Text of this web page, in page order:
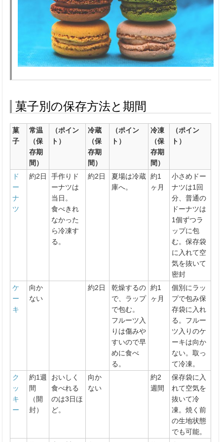
菓子別の保存方法と期間
菓
子
常温
（保
存期
間）
（ポイン
ト）
冷蔵
（保
存期
間）
（ポイン
ト）
冷凍
（保
存期
間）
（ポイン
ト）
ド
ー
ナ
ツ
約2日
手作りド
ーナツは
当日。
食べきれ
なかった
ら冷凍す
る。
約2日
夏場は冷蔵
庫へ。
約1
ヶ月
小さめドー
ナツは1回
分、普通の
ドーナツは
1個ずつラ
ップに包
む。保存袋
に入れて空
気を抜いて
密封
ケ
ー
キ
向か
ない
約2日
乾燥するの
で、ラップ
で包む。
フルーツ入
りは傷みや
すいので早
めに食べ
る。
約1
ヶ月
個別にラッ
プで包み保
存袋に入れ
る。フルー
ツ入りのケ
ーキは向か
ない。取っ
て冷凍。
ク
ッ
キ
ー
約1週
間
（開
封）
おいしく
食べれる
のは3日ほ
ど。
向か
ない
約2
週間
保存袋に入
れて空気を
抜いて冷
凍。焼く前
の生地状態
でも可能。